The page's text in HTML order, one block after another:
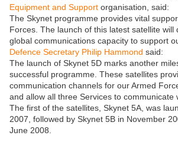
Equipment and Support organisation, said:
The Skynet programme provides vital
Forces. The launch of this latest satellite will
global communications capacity to support
Defence Secretary Philip Hammond said:
The launch of Skynet 5D marks another
successful programme. These satellites
communication channels for our Armed
and allow all three Services to communicate
The first of the satellites, Skynet 5A, was
2007, followed by Skynet 5B in November
June 2008.